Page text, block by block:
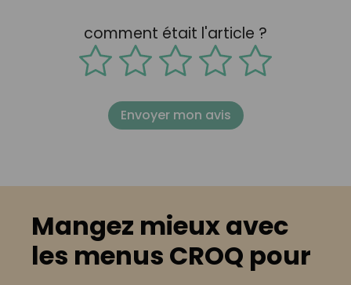
comment était l'article ?
Envoyer mon avis
Mangez mieux avec
les menus CROQ pour